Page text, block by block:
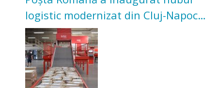
logistic modernizat din Cluj-Napoca.
Investiție de 3 milioane de euro